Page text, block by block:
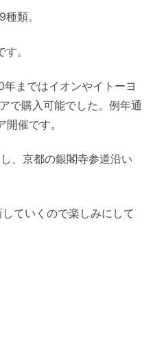
類。
。
まではイオンやイトーヨ
で購入可能でした。例年通
催です。
、京都の銀閣寺参道沿い
ていくので楽しみにして